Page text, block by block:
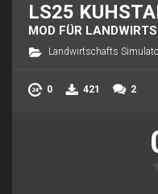
LS25
MOD FÜR
Landwirtschafts
0 421 2